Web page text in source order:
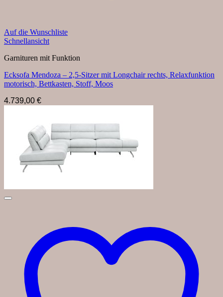
Auf die Wunschliste
Schnellansicht
Garnituren mit Funktion
Ecksofa Mendoza – 2,5-Sitzer mit Longchair rechts, Relaxfunktion
motorisch, Bettkasten, Stoff, Moos
4.739,00 €